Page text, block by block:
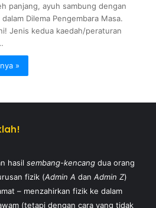
panjang, ayuh sambung dengan
Dilema Pengembara Masa.
Jenis kedua kaedah/peraturan
»
hasil sembang-kencang dua orang
fizik (Admin A dan Admin Z)
– menzahirkan fizik ke dalam
(tetapi dengan cara yang tidak